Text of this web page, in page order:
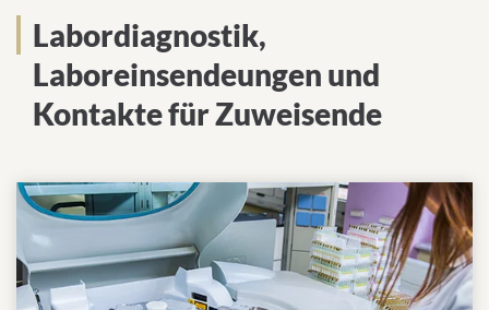
Labordiagnostik,
Laboreinsendeungen und
Kontakte für Zuweisende